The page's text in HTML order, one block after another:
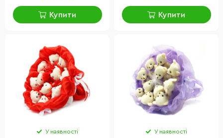
Купити Купити
У наявності У наявності